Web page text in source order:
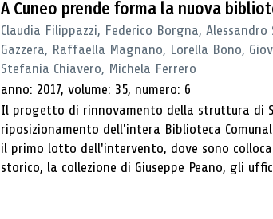
A Cuneo prende forma la nuova
Claudia Filippazzi, Federico Borgna,
Gazzera, Raffaella Magnano, Lorella Bono,
Stefania Chiavero, Michela Ferrero
anno: 2017, volume: 35, numero: 6
Il progetto di rinnovamento della struttura di
riposizionamento dell'intera Biblioteca
il primo lotto dell'intervento, dove sono
storico, la collezione di Giuseppe Peano, gli